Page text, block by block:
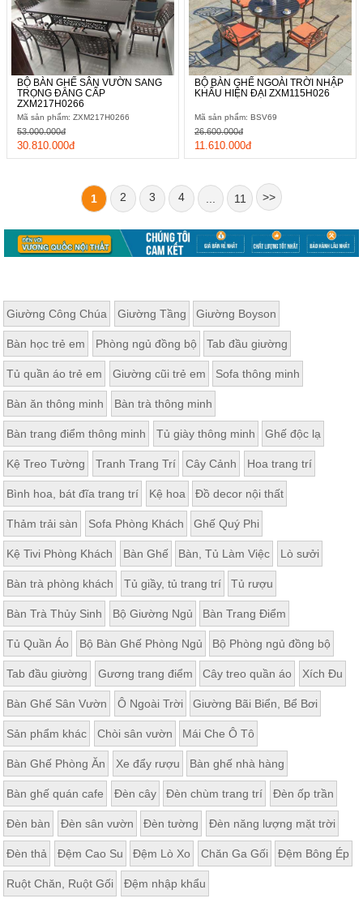
BỘ BÀN GHẾ SÂN VƯỜN SANG
TRỌNG ĐẲNG CẤP
ZXM217H0266
Mã sản phẩm: ZXM217H0266
30.810.000đ
53.000.000đ
BỘ BÀN GHẾ NGOÀI TRỜI NHẬP
KHẨU HIỆN ĐẠI ZXM115H026
Mã sản phẩm: BSV69
11.610.000đ
26.600.000đ
1 2 3 4 ... 11 >>
Giường Công Chúa Giường Tầng Giường Boyson
Bàn học trẻ em Phòng ngủ đồng bộ Tab đầu giường
Tủ quần áo trẻ em Giường cũi trẻ em Sofa thông minh
Bàn ăn thông minh Bàn trà thông minh
Bàn trang điểm thông minh Tủ giày thông minh Ghế độc lạ
Kệ Treo Tường Tranh Trang Trí Cây Cảnh Hoa trang trí
Bình hoa, bát đĩa trang trí Kệ hoa Đồ decor nội thất
Thảm trải sàn Sofa Phòng Khách Ghế Quý Phi
Kệ Tivi Phòng Khách Bàn Ghế Bàn, Tủ Làm Việc Lò sưởi
Bàn trà phòng khách Tủ giầy, tủ trang trí Tủ rượu
Bàn Trà Thủy Sinh Bộ Giường Ngủ Bàn Trang Điểm
Tủ Quần Áo Bộ Bàn Ghế Phòng Ngủ Bộ Phòng ngủ đồng bộ
Tab đầu giường Gương trang điểm Cây treo quần áo Xích Đu
Bàn Ghế Sân Vườn Ô Ngoài Trời Giường Bãi Biển, Bể Bơi
Sản phẩm khác Chòi sân vườn Mái Che Ô Tô
Bàn Ghế Phòng Ăn Xe đẩy rượu Bàn ghế nhà hàng
Bàn ghế quán cafe Đèn cây Đèn chùm trang trí Đèn ốp trần
Đèn bàn Đèn sân vườn Đèn tường Đèn năng lượng mặt trời
Đèn thả Đệm Cao Su Đệm Lò Xo Chăn Ga Gối Đệm Bông Ép
Ruột Chăn, Ruột Gối Đệm nhập khẩu